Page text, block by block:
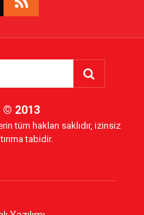
© 2013
tüm hakları saklıdır, izinsiz
tabidir.